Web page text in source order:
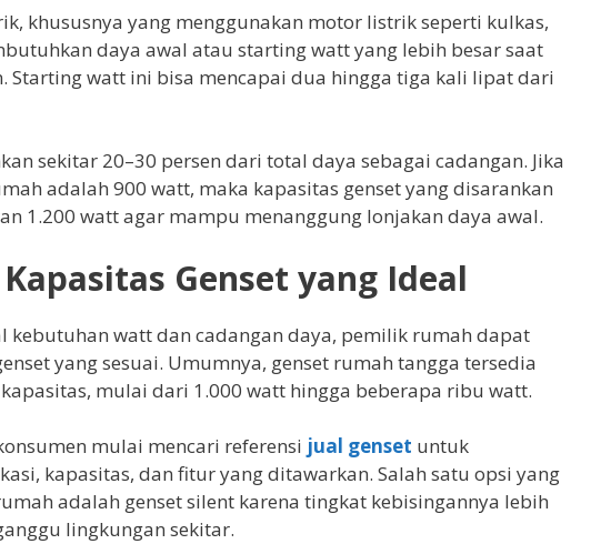
khususnya yang menggunakan motor listrik seperti kulkas,
daya awal atau starting watt yang lebih besar saat
Starting watt ini bisa mencapai dua hingga tiga kali lipat dari
sekitar 20–30 persen dari total daya sebagai cadangan. Jika
adalah 900 watt, maka kapasitas genset yang disarankan
1.200 watt agar mampu menanggung lonjakan daya awal.
Genset yang Ideal
kebutuhan watt dan cadangan daya, pemilik rumah dapat
yang sesuai. Umumnya, genset rumah tangga tersedia
mulai dari 1.000 watt hingga beberapa ribu watt.
mulai mencari referensi jual genset untuk
kapasitas, dan fitur yang ditawarkan. Salah satu opsi yang
adalah genset silent karena tingkat kebisingannya lebih
lingkungan sekitar.